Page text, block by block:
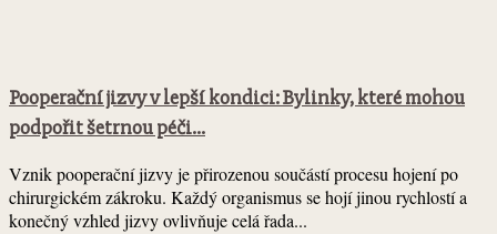
Pooperační jizvy v lepší kondici: Bylinky, které mohou
podpořit šetrnou péči...
Vznik pooperační jizvy je přirozenou součástí procesu hojení po
chirurgickém zákroku. Každý organismus se hojí jinou rychlostí a
konečný vzhled jizvy ovlivňuje celá řada...